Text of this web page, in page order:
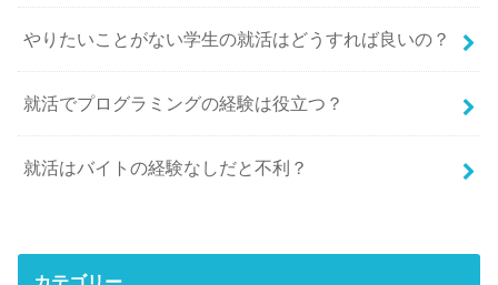
やりたいことがない学生の就活はどうすれば良いの？
就活でプログラミングの経験は役立つ？
就活はバイトの経験なしだと不利？